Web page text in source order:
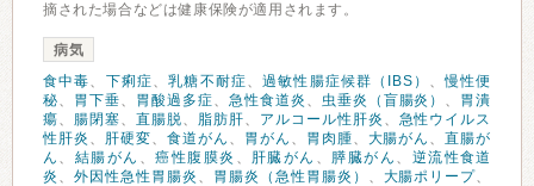
摘された場合などは健康保険が適用されます。
病気
食中毒、 下痢症、乳糖不耐症、過敏性腸症候群（IBS） 、慢性便
秘、 胃下垂、 胃酸過多症、 急性食道炎 、 虫垂炎（盲腸炎） 、 胃潰
瘍、 腸閉塞、 直腸脱、 脂肪肝、 アルコール性肝炎 、 急性ウイルス
性肝炎 、 肝硬変、 食道がん 、 胃がん 、 胃肉腫、 大腸がん 、直腸が
ん 、 結腸がん 、癌性腹膜炎 、 肝臓がん 、 膵臓がん 、 逆流性食道
炎 、 外因性急性胃腸炎 、 胃腸炎（急性胃腸炎） 、 大腸ポリープ、